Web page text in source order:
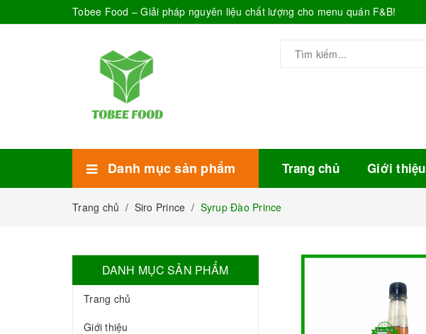
Tobee Food – Giải pháp nguyên liệu chất lượng cho menu quán F&B!
Danh mục sản phẩm Trang chủ Giới thiệu
Trang chủ / Siro Prince / Syrup Đào Prince
DANH MỤC SẢN PHẨM
Trang chủ
Giới thiệu